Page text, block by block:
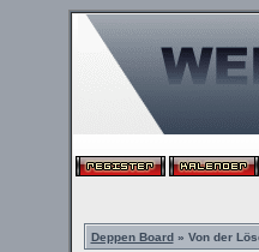
Deppen Board» Von der